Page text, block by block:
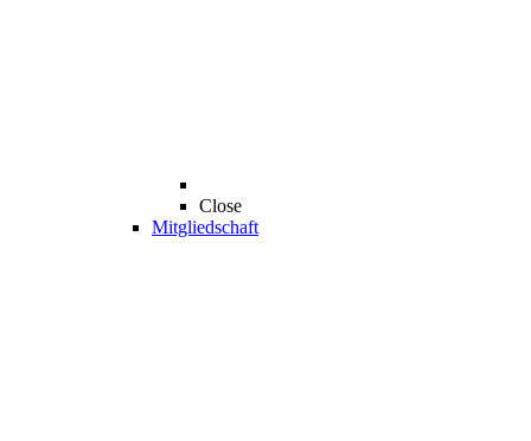
Close
Mitgliedschaft